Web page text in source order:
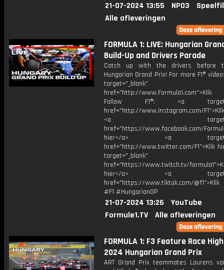
21-07-2024 13:55 NPO3
Alle afleveringen
FORMULA 1: LIVE: Hungarian
Build-Up and Drivers Parade
Catch up with the drivers before
Hungarian Grand Prix! For more F1®
target="_blank"
href="http://
Follow F1®: <a
href="http://www.instagram.com/
<a
href="https://www.facebook.com/
hier</a> <a
href="http://www.twitter.com/F1">Klik
target="_blank"
href="https://www.twitch.tv/
hier</a> <a
href="https://www.tiktok.com/
#F1 #HungarianGP
21-07-2024 13:26
YouTube
Formule1.TV
Alle afleveringen
FORMULA 1: F3 Feature Race
2024 Hungarian Grand Prix
ART Grand Prix teammates Laurens